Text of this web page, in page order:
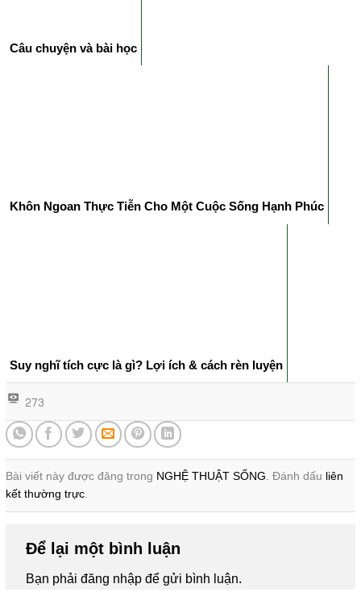
Câu chuyện và bài học
Khôn Ngoan Thực Tiễn Cho Một Cuộc Sống Hạnh Phúc
Suy nghĩ tích cực là gì? Lợi ích & cách rèn luyện
273
Bài viết này được đăng trong NGHỆ THUẬT SỐNG. Đánh dấu liên
kết thường trực.
Để lại một bình luận
Bạn phảiđăng nhậpđể gửi bình luận.